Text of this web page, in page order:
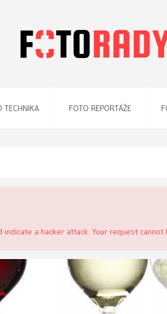
TECHNIKA FOTO REPORTÁŽE
a hacker attack. Your request